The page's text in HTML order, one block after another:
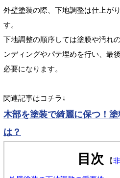
外壁塗装の際、下地調整は仕上が
す。
下地調整の順序しては塗膜や汚れ
ンディングやパテ埋めを行い、最
必要になります。
関連記事はコチラ↓
木部を塗装で綺麗に保つ！
は？
目次 【